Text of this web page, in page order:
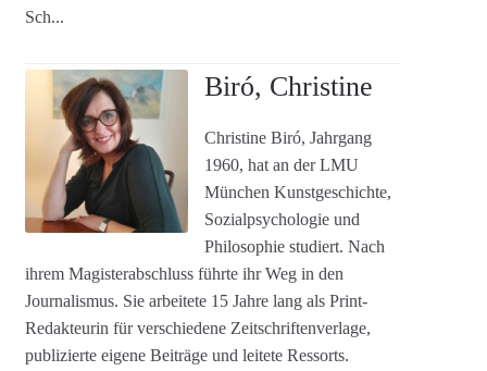
Sch...
Biró, Christine
Christine Biró, Jahrgang
1960, hat an der LMU
München Kunstgeschichte,
Sozialpsychologie und
Philosophie studiert. Nach
ihrem Magisterabschluss führte ihr Weg in den
Journalismus. Sie arbeitete 15 Jahre lang als Print-
Redakteurin für verschiedene Zeitschriftenverlage,
publizierte eigene Beiträge und leitete Ressorts.